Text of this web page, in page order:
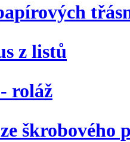
z listů
roláž
škrobového